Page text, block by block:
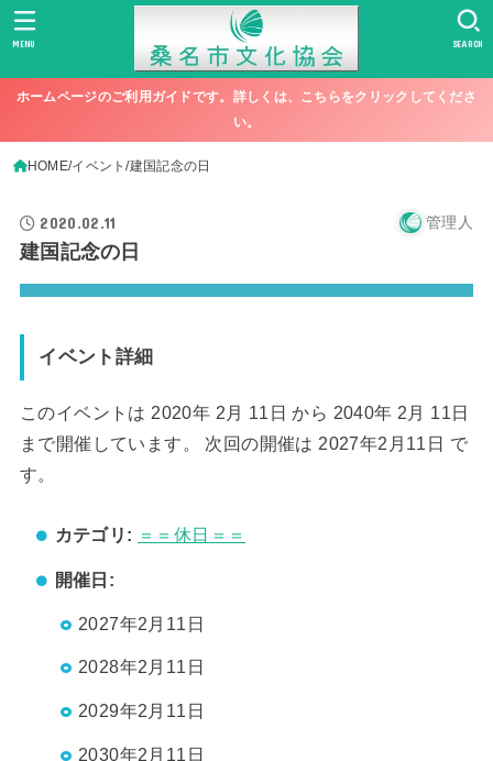
SEARCH
MENU
ホームページのご利用ガイドです。詳しくは、こちらをクリックしてくださ
い。
HOME イベント 建国記念の日
2020.02.11 管理人
建国記念の日
イベント詳細
このイベントは 2020年 2月 11日 から 2040年 2月 11日
まで開催しています。 次回の開催は 2027年2月11日 で
す。
カテゴリ: ＝＝休日＝＝
開催日:
2027年2月11日
2028年2月11日
2029年2月11日
2030年2月11日